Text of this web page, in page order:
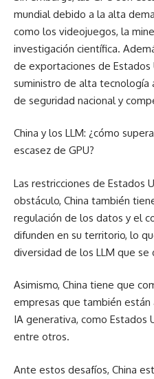
mundial debido a la alta
como los videojuegos, la
investigación científica.
de exportaciones de
suministro de alta tecnología
de seguridad nacional y
China y los LLM: ¿cómo
escasez de GPU?
Las restricciones de Estados
obstáculo, China también
regulación de los datos y el
difunden en su territorio, lo
diversidad de los LLM que se
Asimismo, China tiene que
empresas que también
IA generativa, como Estados
entre otros.
Ante estos desafíos, China